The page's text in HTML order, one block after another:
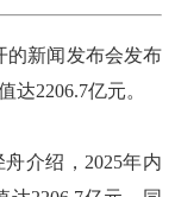
新闻发布会发布
达2206.7亿元。
介绍，2025年内